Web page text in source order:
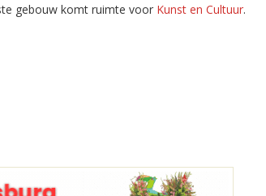
gebouw komt ruimte voor Kunst en Cultuur.